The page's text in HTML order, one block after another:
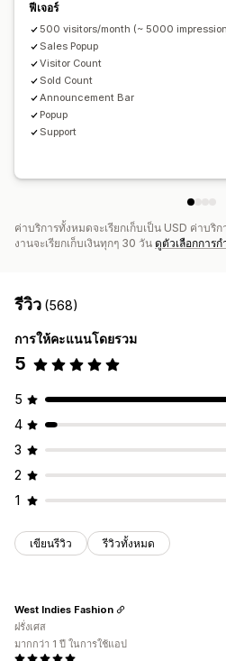
ฟีเจอร์
500 visitors/month (~ 5000
Sales Popup
Visitor Count
Sold Count
Announcement Bar
Popup
Support
ค่าบริการทั้งหมดจะเรียกเก็บเป็น USD ค่าบริ
งานจะเรียกเก็บเงินทุกๆ 30 วัน ดูตัวเลือกการ
รีวิว (568)
การให้คะแนนโดยรวม
5
5
4
3
2
1
เขียนรีวิว รีวิวทั้งหมด
West Indies Fashion
ฝรั่งเศส
มากกว่า 1 ปี ในการใช้แอป